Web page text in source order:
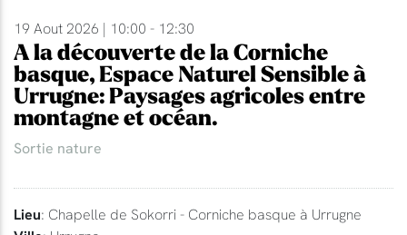
19 Aout 2026 | 10:00 - 12:30
A la découverte de la Corniche
basque, Espace Naturel Sensible à
Urrugne: Paysages agricoles entre
montagne et océan.
Sortie nature
Lieu: Chapelle de Sokorri - Corniche basque à Urrugne